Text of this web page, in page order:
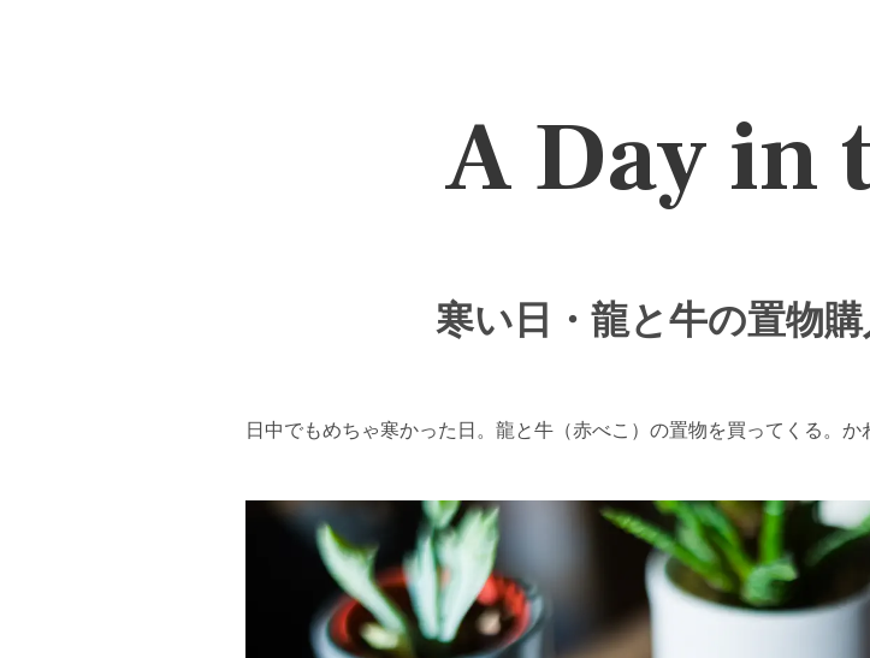
A Day in
寒い日・龍と牛の置物購
日中でもめちゃ寒かった日。龍と牛（赤べこ）の置物を買ってくる。か